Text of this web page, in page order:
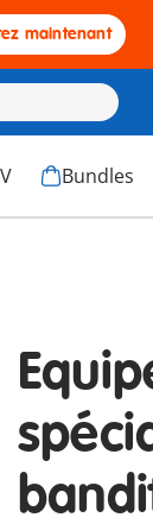
maintenant
Bundles